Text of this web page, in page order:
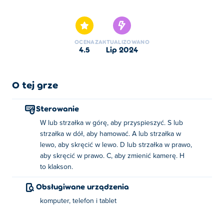
lokalizacjach. Jedź z dużą prędkością w różnych
oszałamiających supersamochodach, unikając ruchu
ulicznego. Podejmij szereg wyzwań związanych z
do ulepszenia swojego samochodu. Czy możesz zostać
Jak grać w MR RACER - Wyścigi samochodowe
Skręt w lewo: A lub klawisz strzałki w lewo
Skręć w prawo: D lub klawisz strzałki w prawo
Hamulec: S lub klawisz strzałki w dół
OCENA
4.5
ZAKTUALIZOWANO
lip 2024
O tej grze
Sterowanie
W lub strzałka w górę, aby przyspieszyć. S lub
strzałka w dół, aby hamować. A lub strzałka w
lewo, aby skręcić w lewo. D lub strzałka w prawo,
aby skręcić w prawo. C, aby zmienić kamerę. H
to klakson.
Obsługiwane urządzenia
komputer, telefon i tablet